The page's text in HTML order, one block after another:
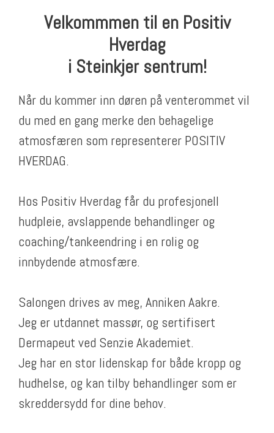
Velkommmen til en Positiv
Hverdag
i Steinkjer sentrum!
Når du kommer inn døren på venterommet vil
du med en gang merke den behagelige
atmosfæren som representerer POSITIV
HVERDAG.
Hos Positiv Hverdag får du profesjonell
hudpleie, avslappende behandlinger og
coaching/tankeendring i en rolig og
innbydende atmosfære.
Salongen drives av meg, Anniken Aakre.
Jeg er utdannet massør, og sertifisert
Dermapeut ved Senzie Akademiet.
Jeg har en stor lidenskap for både kropp og
hudhelse, og kan tilby behandlinger som er
skreddersydd for dine behov.